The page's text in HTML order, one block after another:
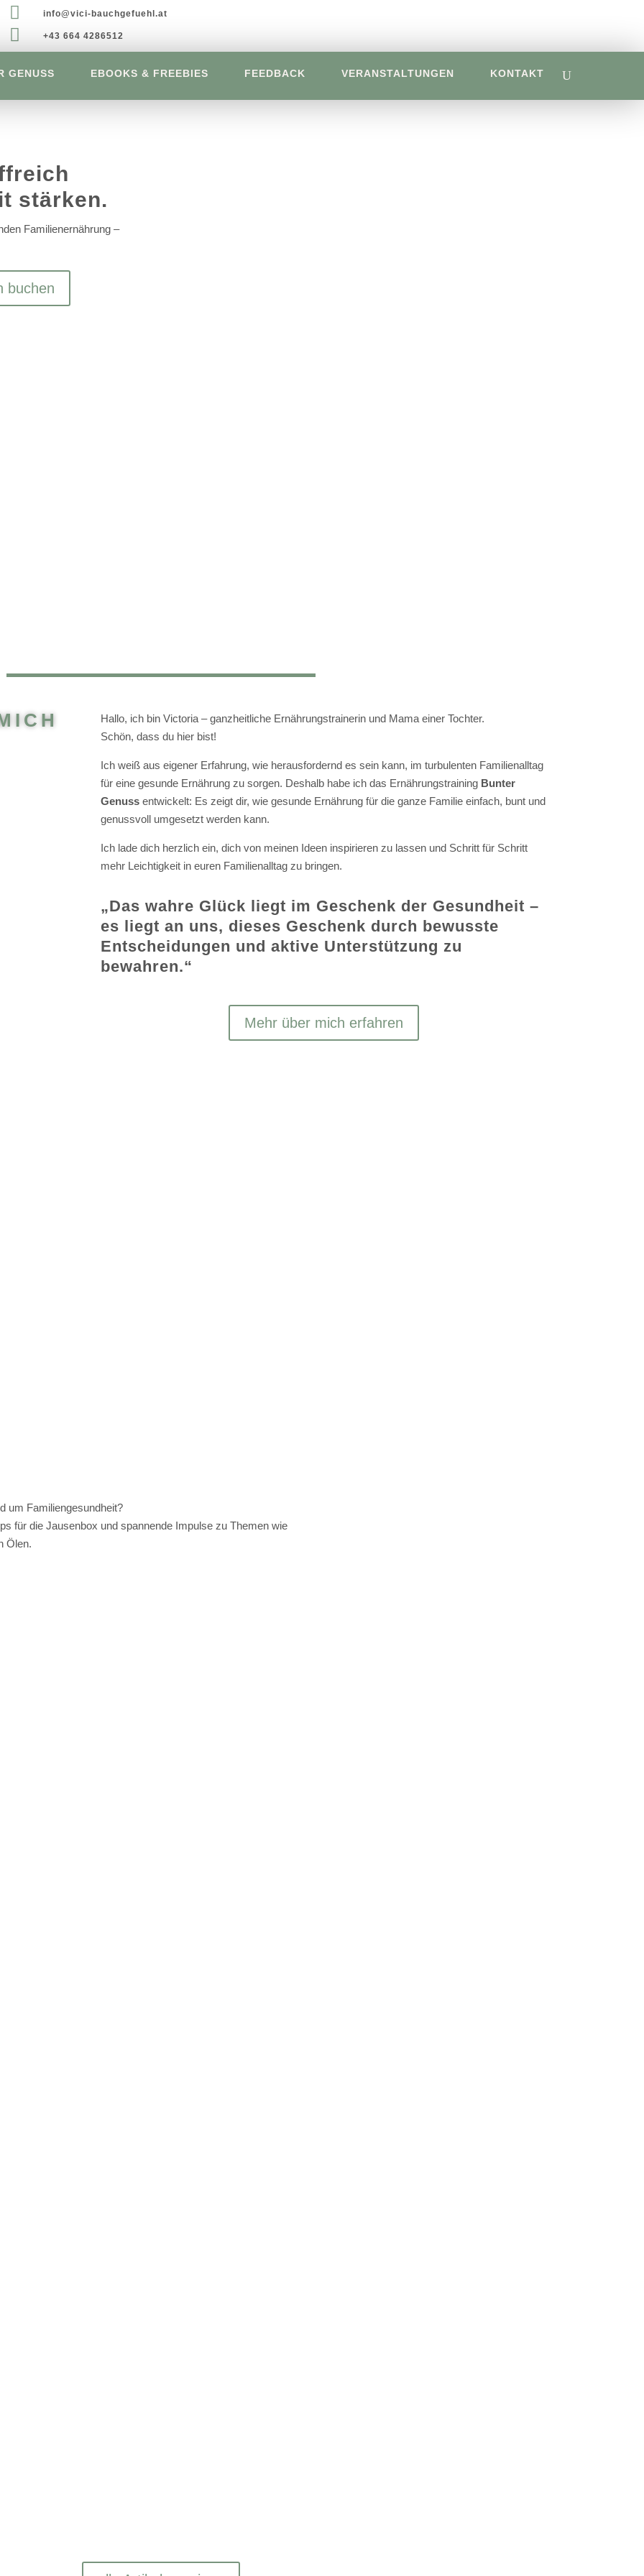
 info@vici-bauchgefuehl.at
 +43 664 4286512
GENUSS EBOOKS & FREEBIES FEEDBACK VERANSTALTUNGEN KONTAKT
stärken.
Familienernährung –
buchen
Hallo, ich bin Victoria – ganzheitliche Ernährungstrainerin und Mama einer Tochter.
Schön, dass du hier bist!
Ich weiß aus eigener Erfahrung, wie herausfordernd es sein kann, im turbulenten Familienalltag
für eine gesunde Ernährung zu sorgen. Deshalb habe ich das Ernährungstraining Bunter
Genuss entwickelt: Es zeigt dir, wie gesunde Ernährung für die ganze Familie einfach, bunt und
genussvoll umgesetzt werden kann.
Ich lade dich herzlich ein, dich von meinen Ideen inspirieren zu lassen und Schritt für Schritt
mehr Leichtigkeit in euren Familienalltag zu bringen.
„Das wahre Glück liegt im Geschenk der Gesundheit –
es liegt an uns, dieses Geschenk durch bewusste
Entscheidungen und aktive Unterstützung zu
bewahren.“
Mehr über mich erfahren
um Familiengesundheit?
für die Jausenbox und spannende Impulse zu Themen wie
Ölen.